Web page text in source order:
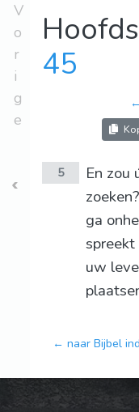
V
o
r
i
g
e
45
5
En zou
ga
spreekt
uw
← naar Bijbel